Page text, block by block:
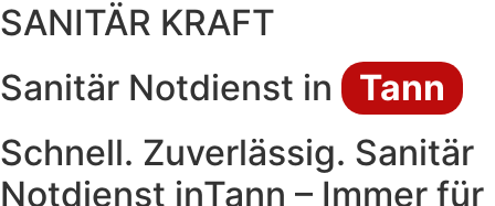
SANITÄR KRAFT
Sanitär Notdienst in
Tann
Schnell. Zuverlässig. Sanitär
Notdienst inTann – Immer für